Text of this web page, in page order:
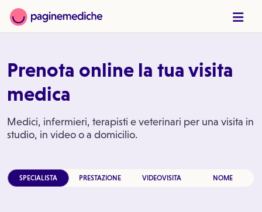
Prenota online la tua visita
medica
Medici, infermieri, terapisti e veterinari per una visita in
studio, in video o a domicilio.
SPECIALISTA PRESTAZIONE VIDEOVISITA NOME